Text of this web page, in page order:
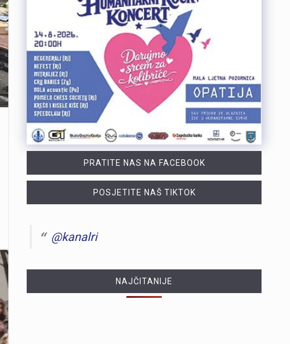
Turistička zajednica Kvarnera pokrenula je novi video serijal pod nazivom Nona Chef. Projekt se temelji na receptima koji se prenose generacijama. Nastali su od lokalnih namirnica iz mora, s otoka, iz gorja i vrtova. Cilj projekta je očuvanje kvarnerske gastronomske baštine. Recepti trebaju ostati dio svakodnevice novih generacija. Serijal upoznaje gledatelje s autentičnim kvarnerskim nonama. Prikazuje njihove obiteljske recepte i priče. Uz recepte, video susreti donose mirise domaće kuhinje. Važan dio serijala čine i lokalni dijalekti. Epizode donose izvorne izraze, sjećanja i životne priče. Svaka nova epizoda predstavlja novi recept i novo lice Kvarnera. Godina Europske regije gastronomije bila je povod za projekt. "Nadamo se da će naše none – i poneki nono - mnogima biti najljepši poziv da posjete Kvarner i upoznaju ga kroz njegove okuse", izjavila je Marijana Kalčić. Direktorica TZ Kvarnera ističe važnost ove priče. Projekt dočarava običaje i način života regije. Najave na društvenim mrežama već imaju pozitivne komentare. Publika time pokazuje da cijeni autentične priče.Serijal se može pratiti na digitalnim kanalima TZ Kvarnera. Prvi video i najava dostupni su na Instagram profilu. Poveznice na najavu serijala Nona Chef i na prvi video: https://www.instagram.com/p/DbsDD-KsUCJ/
U razdoblju od 1. do 5. kolovoza na području Policijske uprave primorsko-goranske zabilježeno je devet provalnih krađa u domove, od kojih su tri ostale u pokušaju. Kaznena djela počinjena su u centru Rijeke, na Trsatu, na području općine Čavle te na otocima Rabu i Krku. Nepoznati počinitelji su iz stambenih objekata otuđili novac, nakit i satove. Ukupna materijalna šteta procjenjuje se na više desetaka tisuća eura. Policijski službenici intenzivno tragaju za počiniteljima i otuđenim predmetima, a građanima donosimo službene savjete za zaštitu domova. Mehanička i tehnička zaštita Kvalitetna stolarija i brave: Ugradite protuprovalna vrata s kvalitetnim cilindrom i višestrukim zaključavanjem. Postavite dodatne zasune na prozore i balkonska vrata. Rasvjeta na senzor: Postavite senzorsku vanjsku rasvjetu ispred ulaza, u dvorištu i na balkonima jer provalnici izbjegavaju osvijetljena mjesta. Alarm i videonadzor: Vidljivo postavljene kamere i naljepnice upozorenja o alarmu djeluju kao snažan odvraćajući faktor. Svakodnevne navike Uvijek zaključavajte vrata: Zaključajte ulazna vrata i zatvorite prozore čak i kada odlazite na samo nekoliko minuta. Bez skrivenih ključeva: Nikada ne ostavljajte ključeve ispod otirača, u teglama za cvijeće ili iznad vrata. Provjera identiteta: Ne otvarajte vrata nepoznatim osobama dok ne utvrdite tko su Savjeti za dulja izbivanja i putovanja Stvorite privid prisutnosti: Zamolite…
PRATITE NAS NA FACEBOOK
POSJETITE NAŠ TIKTOK
@kanalri
NAJČITANIJE